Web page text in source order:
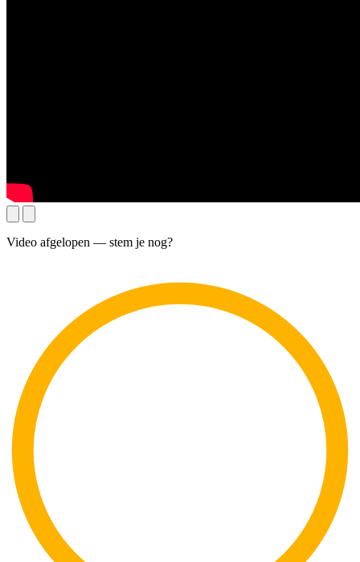
Video afgelopen — stem je nog?